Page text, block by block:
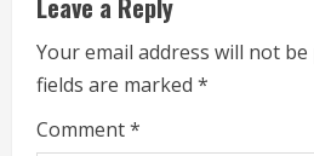
Your email address will not be
fields are marked *
Comment*